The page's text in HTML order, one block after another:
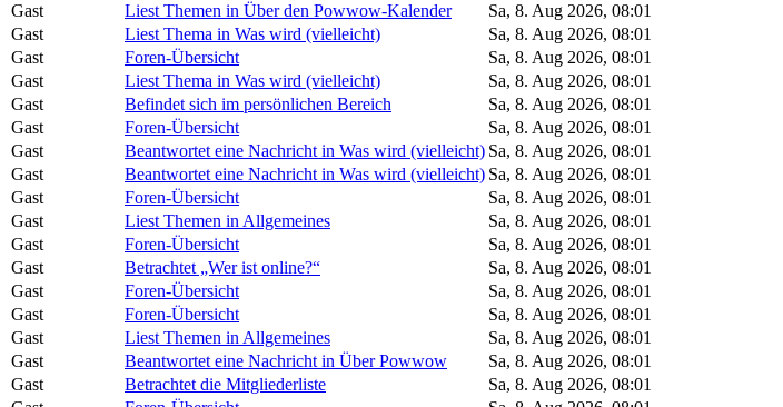
Gast
Liest Themen in Über den Powwow-Kalender
Sa, 8. Aug 2026, 08:01
Gast
Liest Thema in Was wird (vielleicht)
Sa, 8. Aug 2026, 08:01
Gast
Foren-Übersicht
Sa, 8. Aug 2026, 08:01
Gast
Liest Thema in Was wird (vielleicht)
Sa, 8. Aug 2026, 08:01
Gast
Befindet sich im persönlichen Bereich
Sa, 8. Aug 2026, 08:01
Gast
Foren-Übersicht
Sa, 8. Aug 2026, 08:01
Gast
Beantwortet eine Nachricht in Was wird (vielleicht) Sa, 8. Aug 2026, 08:01
Gast
Beantwortet eine Nachricht in Was wird (vielleicht) Sa, 8. Aug 2026, 08:01
Gast
Foren-Übersicht
Sa, 8. Aug 2026, 08:01
Gast
Liest Themen in Allgemeines
Sa, 8. Aug 2026, 08:01
Gast
Foren-Übersicht
Sa, 8. Aug 2026, 08:01
Gast
Betrachtet „Wer ist online?“
Sa, 8. Aug 2026, 08:01
Gast
Foren-Übersicht
Sa, 8. Aug 2026, 08:01
Gast
Foren-Übersicht
Sa, 8. Aug 2026, 08:01
Gast
Liest Themen in Allgemeines
Sa, 8. Aug 2026, 08:01
Gast
Beantwortet eine Nachricht in Über Powwow
Sa, 8. Aug 2026, 08:01
Gast
Betrachtet die Mitgliederliste
Sa, 8. Aug 2026, 08:01